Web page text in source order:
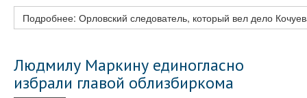
Подробнее: Орловский следователь, который вел дело
Людмилу Маркину единогласно
избрали главой облизбиркома